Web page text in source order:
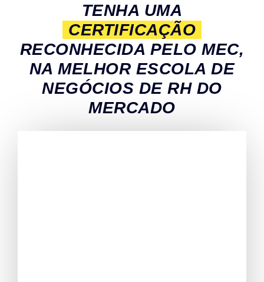
TENHA UMA
CERTIFICAÇÃO
RECONHECIDA PELO MEC,
NA MELHOR ESCOLA DE
NEGÓCIOS DE RH DO
MERCADO